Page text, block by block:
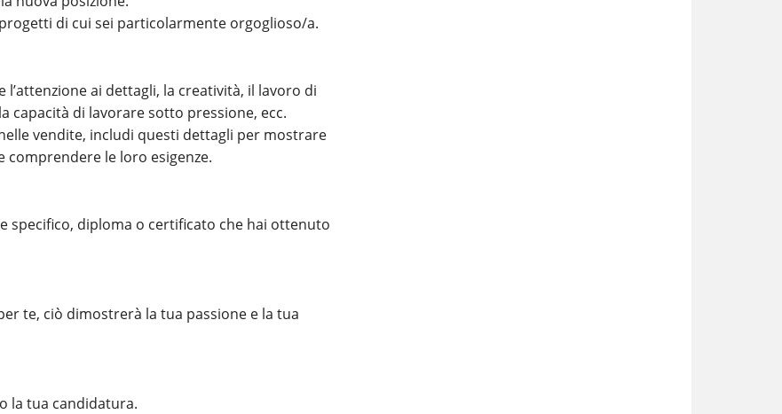
di cui sei particolarmente orgoglioso/a.
ai dettagli, la creatività, il lavoro di
capacità di lavorare sotto pressione, ecc.
vendite, includi questi dettagli per mostrare
comprendere le loro esigenze.
specifico, diploma o certificato che hai ottenuto
te, ciò dimostrerà la tua passione e la tua
la tua candidatura.